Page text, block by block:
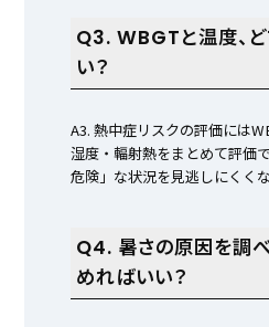
Q3. WBGTと温度、
い？
A3. 熱中症リスクの評価には
湿度・輻射熱をまとめて評価
危険」な状況を見逃しにくくな
Q4. 暑さの原因を調
めればいい？